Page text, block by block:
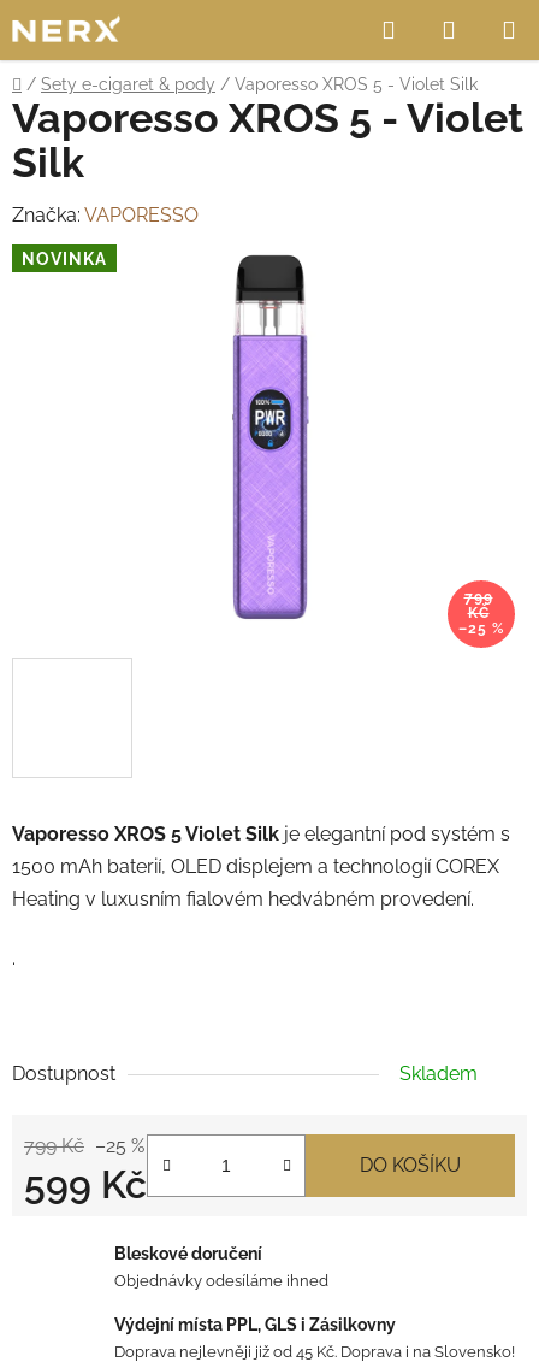
na
obsah
Hledat
KOŠÍK
Domů
/ Sety e-cigaret & pody / Vaporesso XROS 5 - Violet Silk
Vaporesso XROS 5 Violet Silk je elegantní pod systém s
1500 mAh baterií, OLED displejem a technologií COREX
Heating v luxusním fialovém hedvábném provedení.
.
Dostupnost Skladem
799 Kč –25 %
599 Kč DO KOŠÍKU
Vaporesso XROS 5 - Violet
Silk
Značka: VAPORESSO
NOVINKA
799
KČ
–25 %
Bleskové doručení
Objednávky odesíláme ihned
Výdejní místa PPL, GLS i Zásilkovny
Doprava nejlevněji již od 45 Kč. Doprava i na Slovensko!